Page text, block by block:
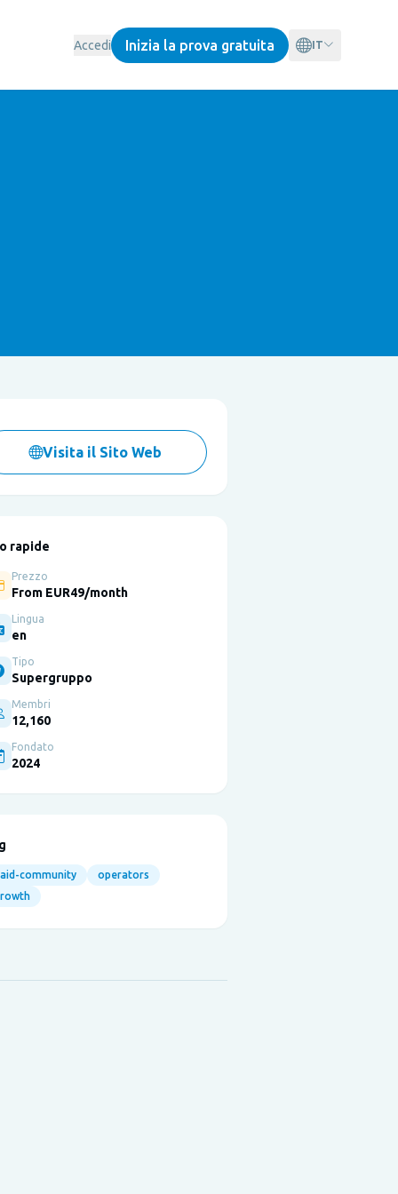
Accedi Inizia la prova gratuita IT
Visita il Sito Web
rapide
Prezzo
From EUR49/month
Lingua
en
Tipo
Supergruppo
Membri
12,160
Fondato
2024
community
operators